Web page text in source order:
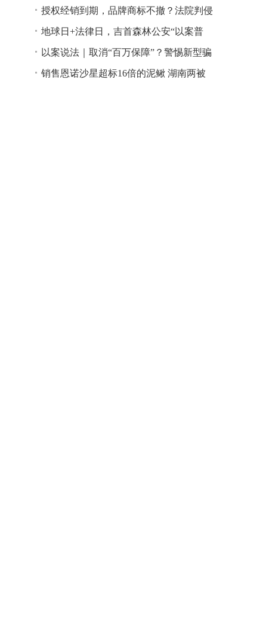
逃高速通行费获刑
授权经销到期，品牌商标不撤？法院判侵
权！
地球日+法律日，吉首森林公安“以案普
法”
以案说法｜取消“百万保障”？警惕新型骗
局！
销售恩诺沙星超标16倍的泥鳅 湖南两被